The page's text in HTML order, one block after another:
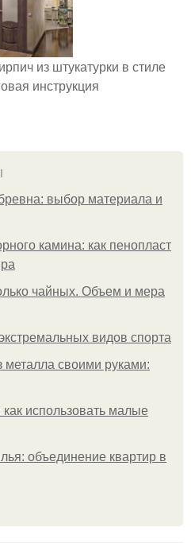
из штукатурки в стиле
инструкция
выбор материала и
камина: как пенопласт
чайных. Объем и мера
видов спорта
металла своими руками:
использовать малые
объединение квартир в